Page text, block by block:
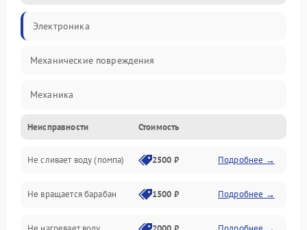
Электроника
Механические повреждения
Механика
Электропитание
Водоснабжение
Слив
Неисправности Стоимость
Не сливает воду (помпа) 2500 ₽ Подробнее →
Не вращается барабан 1500 ₽ Подробнее →